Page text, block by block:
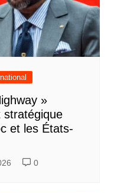
»
stratégique
et les États-
0